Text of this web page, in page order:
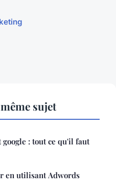
sujet
: tout ce qu'il faut
en utilisant Adwords